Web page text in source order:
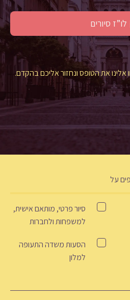
לו”ז סיורים
אלינו את הטופס ונחזור אליכם בהקדם.
על
סיור פרטי, מותאם אישית,
למשפחות ולחברות
הסעות משדה התעופה
למלון